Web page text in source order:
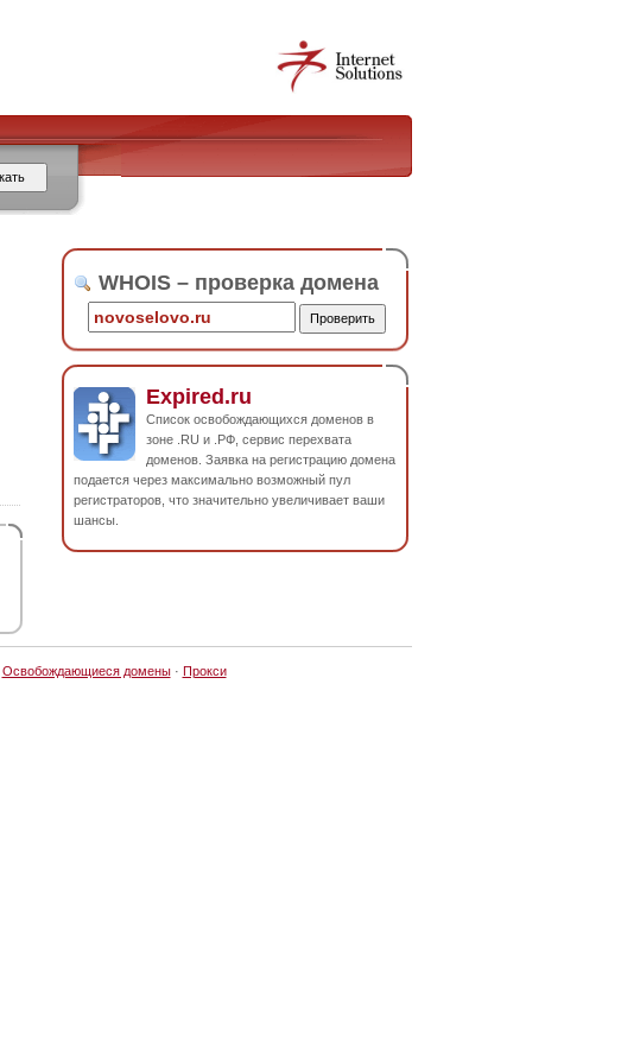
WHOIS – проверка домена
Expired.ru
Список освобождающихся доменов в
зоне .RU и .РФ, сервис перехвата
доменов. Заявка на регистрацию домена
подается через максимально возможный пул
регистраторов, что значительно увеличивает ваши
шансы.
Освобождающиеся домены· Прокси